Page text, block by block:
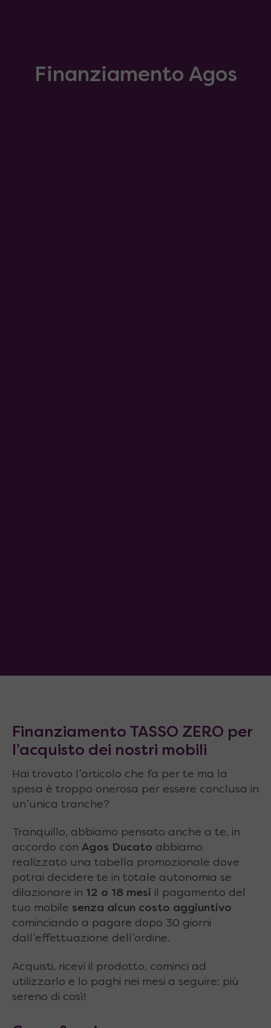
Finanziamento Agos
Finanziamento TASSO ZERO per
l’acquisto dei nostri mobili
Hai trovato l’articolo che fa per te ma la
spesa è troppo onerosa per essere conclusa in
un’unica tranche?
Tranquillo, abbiamo pensato anche a te, in
accordo con Agos Ducato abbiamo
realizzato una tabella promozionale dove
potrai decidere te in totale autonomia se
dilazionare in 12 o 18 mesi il pagamento del
tuo mobile senza alcun costo aggiuntivo
cominciando a pagare dopo 30 giorni
dall’effettuazione dell’ordine.
Acquisti, ricevi il prodotto, cominci ad
utilizzarlo e lo paghi nei mesi a seguire: più
sereno di così!